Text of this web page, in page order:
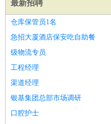
最新招聘
仓库保管员1名
急招大厦酒店保安吃自助餐
级物流专员
工程经理
渠道经理
银基集团总部市场调研
口腔护士